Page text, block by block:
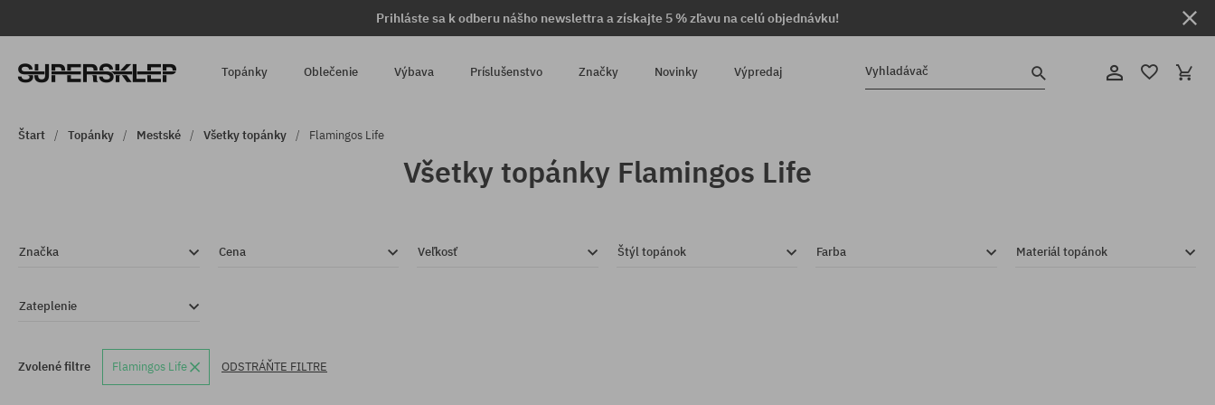
Prihláste sa k odberu nášho newslettra a získajte 5 % zľavu na celú objednávku!
Topánky Oblečenie Výbava Príslušenstvo Značky Novinky Výpredaj Vyhladávač
Štart Topánky Mestské Všetky topánky Flamingos Life
Všetky topánky Flamingos Life
Značka Cena Veľkosť Štýl topánok Farba Materiál topánok
Zateplenie
Zvolené filtre Flamingos Life ODSTRÁŇTE FILTRE